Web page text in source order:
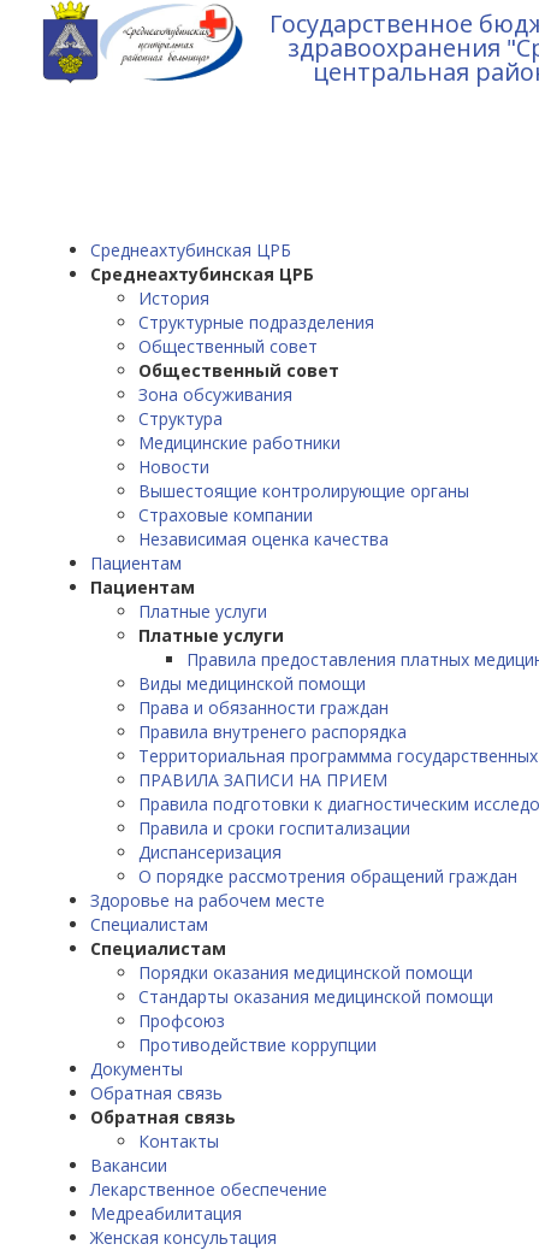
Государственное
здравоохранения
центральная
Среднеахтубинская ЦРБ
Среднеахтубинская ЦРБ
История
Структурные подразделения
Общественный совет
Общественный совет
Зона обсуживания
Структура
Медицинские работники
Новости
Вышестоящие контролирующие органы
Страховые компании
Независимая оценка качества
Пациентам
Пациентам
Платные услуги
Платные услуги
Правила предоставления платных
Виды медицинской помощи
Права и обязанности граждан
Правила внутренего распорядка
Территориальная программма
ПРАВИЛА ЗАПИСИ НА ПРИЕМ
Правила подготовки к диагностическим
Правила и сроки госпитализации
Диспансеризация
О порядке рассмотрения обращений граждан
Здоровье на рабочем месте
Специалистам
Специалистам
Порядки оказания медицинской помощи
Стандарты оказания медицинской помощи
Профсоюз
Противодействие коррупции
Документы
Обратная связь
Обратная связь
Контакты
Вакансии
Лекарственное обеспечение
Медреабилитация
Женская консультация